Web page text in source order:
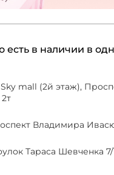
есть в наличии в
mall (2й этаж),
Владимира
Тараса Шевченка 7/